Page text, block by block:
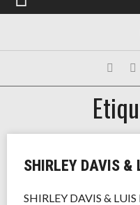
FESTIVALES
HISTORIAS
SHIRLEY DAVIS &
SHIRLEY DAVIS &